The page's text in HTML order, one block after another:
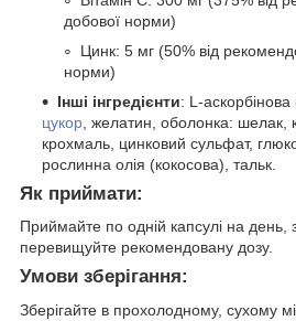
добової норми)
Цинк: 5 мг (50% від
норми)
Інші інгредієнти: L-аскорбінова
цукор , желатин, оболонка: шелак,
крохмаль, цинковий сульфат,
рослинна олія (кокосова), тальк.
Як приймати:
Приймайте по одній капсулі на
перевищуйте рекомендовану дозу.
Умови зберігання:
Зберігайте в прохолодному, сухому